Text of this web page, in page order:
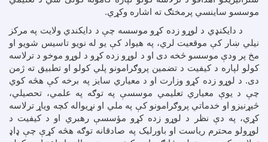
موسسو ساینسي پرمختګ ته اشاره وکړي.
د دایکنډي د لوړو زده کړو موسسه چې د دایکندي ولایت په مرکز
نیلي ښار کې موقعیت لري، په هیواد کې یو له نویو تاسیس شویو او
مخ پر ودې موسسو څخه دی او د لوړو زده کړو د لوړو موخو د ترلاسه
کولو لپاره د کیفیت د تضمین پروګرامونو پلي کولو او تطبیق ته ژمن
دی. د لوړو زده کړو وزارت او د معیاري سایز په برخه کې هڅه کوي
چې د یوې معیاري تعلیمي موسسې په توګه په علمي، تحصیلي،
څیړنیزو او خدماتي پروګرامونو کې په ملي او نړیواله کچه ویاړ ترلاسه
کړي، په دې نظر د لوړو زده کړو مؤسسې رهبري او د کیفیت د
لوړولو محترم ریاست او باورلیک په صادقانه توګه هڅه کړې چې ډاډ